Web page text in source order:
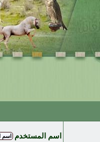
اسم المستخدم